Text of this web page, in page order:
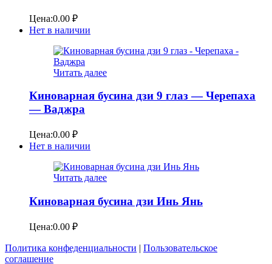
Цена:0.00 ₽
Нет в наличии
Читать далее
Киноварная бусина дзи 9 глаз — Черепаха
— Ваджра
Цена:0.00 ₽
Нет в наличии
Читать далее
Киноварная бусина дзи Инь Янь
Цена:0.00 ₽
Политика конфеденциальности | Пользовательское
соглашение